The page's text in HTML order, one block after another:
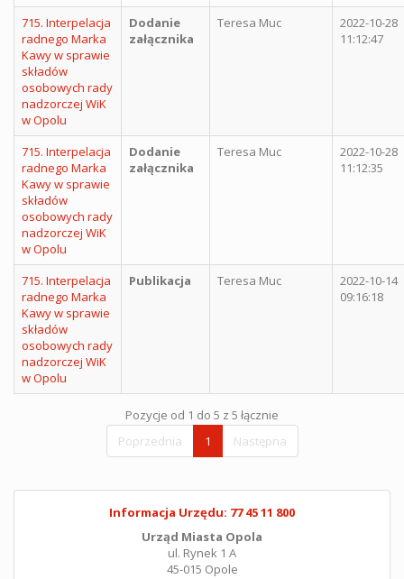
715. Interpelacja
radnego Marka
Kawy w sprawie
składów
osobowych rady
nadzorczej WiK
w Opolu
Dodanie
załącznika
Teresa Muc
2022-10-28
11:12:47
715. Interpelacja
radnego Marka
Kawy w sprawie
składów
osobowych rady
nadzorczej WiK
w Opolu
Dodanie
załącznika
Teresa Muc
2022-10-28
11:12:35
715. Interpelacja
radnego Marka
Kawy w sprawie
składów
osobowych rady
nadzorczej WiK
w Opolu
Publikacja Teresa Muc
2022-10-14
09:16:18
Pozycje od 1 do 5 z 5 łącznie
Poprzednia
1 Następna
Informacja Urzędu: 77 45 11 800
Urząd Miasta Opola
ul. Rynek 1 A
45-015 Opole